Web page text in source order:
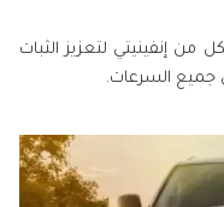
من إنفينيتي لتعزيز الثبات
جميع السرعات.